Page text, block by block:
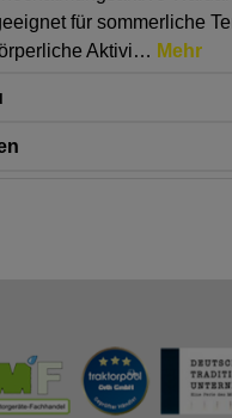
für sommerliche
Aktivi… Mehr